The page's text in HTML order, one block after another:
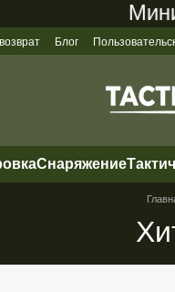
Блог
Снаряжение